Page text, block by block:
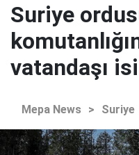
Suriye
vatandaşı
Mepa News > Suriye